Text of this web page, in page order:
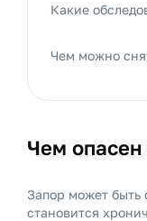
Чем опасен
Запор может быть
становится
Какие
Чем можно